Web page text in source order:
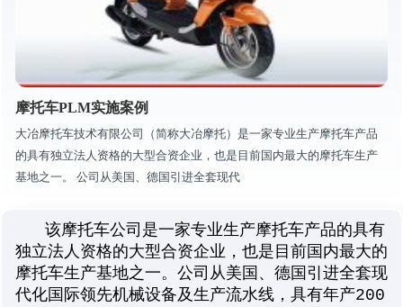
摩托车PLM实施案例
大冶摩托车技术有限公司（简称大冶摩托）是一家专业生产摩托车产品
的具有独立法人资格的大型合资企业，也是目前国内最大的摩托车生产
基地之一。 公司从美国、德国引进全套现代
该摩托车公司是一家专业生产摩托车产品的具有
独立法人资格的大型合资企业，也是目前国内最大的
摩托车生产基地之一。公司从美国、德国引进全套现
代化国际领先机械设备及生产流水线，具有年产200